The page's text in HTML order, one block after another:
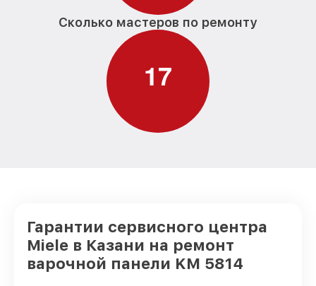
Сколько мастеров по ремонту
17
Гарантии сервисного центра
Miele в Казани на ремонт
варочной панели KM 5814